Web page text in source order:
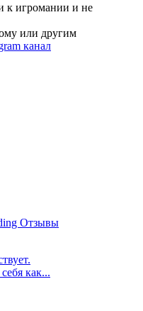
к игромании и не
или другим
канал
Отзывы
как...